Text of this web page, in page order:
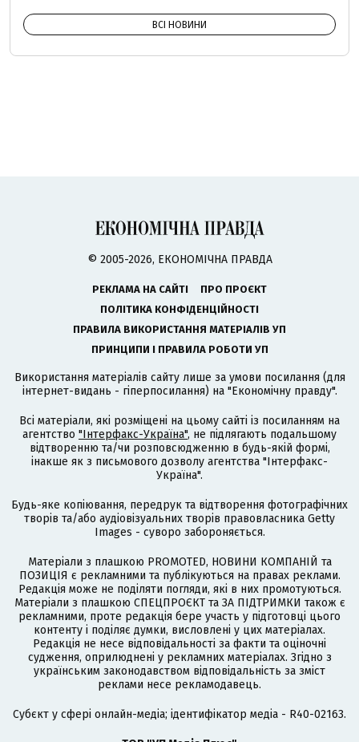
ВСІ НОВИНИ
© 2005-2026, ЕКОНОМІЧНА ПРАВДА
РЕКЛАМА НА САЙТІ
ПРО ПРОЄКТ
ПОЛІТИКА КОНФІДЕНЦІЙНОСТІ
ПРАВИЛА ВИКОРИСТАННЯ МАТЕРІАЛІВ УП
ПРИНЦИПИ І ПРАВИЛА РОБОТИ УП
Використання матеріалів сайту лише за умови посилання (для
інтернет-видань - гіперпосилання) на "Економічну правду".
Всі матеріали, які розміщені на цьому сайті із посиланням на
агентство "Інтерфакс-Україна", не підлягають подальшому
відтворенню та/чи розповсюдженню в будь-якій формі,
інакше як з письмового дозволу агентства "Інтерфакс-
Україна".
Будь-яке копіювання, передрук та відтворення фотографічних
творів та/або аудіовізуальних творів правовласника Getty
Images - суворо забороняється.
Матеріали з плашкою PROMOTED, НОВИНИ КОМПАНІЙ та
ПОЗИЦІЯ є рекламними та публікуються на правах реклами.
Редакція може не поділяти погляди, які в них промотуються.
Матеріали з плашкою СПЕЦПРОЄКТ та ЗА ПІДТРИМКИ також є
рекламними, проте редакція бере участь у підготовці цього
контенту і поділяє думки, висловлені у цих матеріалах.
Редакція не несе відповідальності за факти та оціночні
судження, оприлюднені у рекламних матеріалах. Згідно з
українським законодавством відповідальність за зміст
реклами несе рекламодавець.
Cубєкт у сфері онлайн-медіа; ідентифікатор медіа - R40-02163.